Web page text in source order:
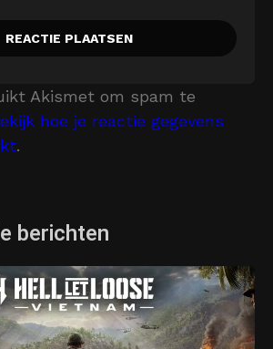
Akismet om spam te
hoe je reactie gegevens
.
berichten